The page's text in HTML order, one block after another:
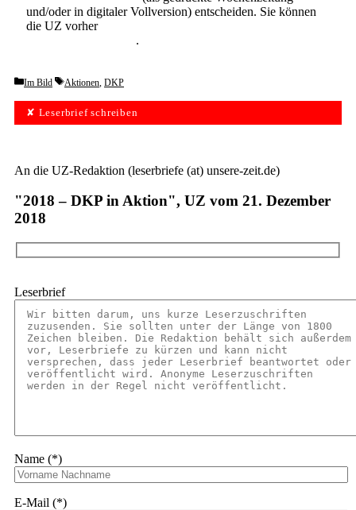
und/oder in digitaler Vollversion) entscheiden. Sie können
die UZ vorher
.
Categories
Im Bild Tags
Aktionen, DKP
✘ Leserbrief schreiben
An die UZ-Redaktion (leserbriefe (at) unsere-zeit.de)
"2018 – DKP in Aktion", UZ vom 21. Dezember
2018
Leserbrief
Name (*)
E-Mail (*)